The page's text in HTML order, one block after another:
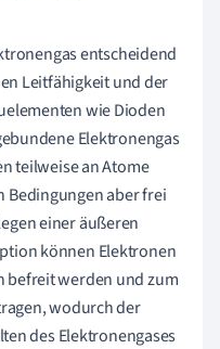
entscheidend
Leitfähigkeit und der
wie Dioden
Elektronengas
teilweise an Atome
Bedingungen aber frei
einer äußeren
können Elektronen
befreit werden und zum
wodurch der
des Elektronengases